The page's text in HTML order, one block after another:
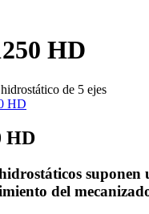
HD
de 5 ejes
HD
HD
suponen
del